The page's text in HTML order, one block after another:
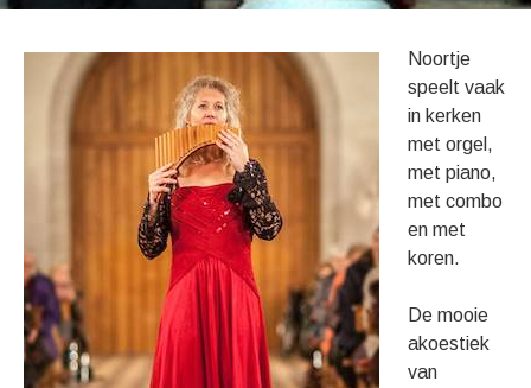
Concert panfluit in de kerkNoortje
speelt vaak
in kerken
met orgel,
met piano,
met combo
en met
koren.
De mooie
akoestiek
van